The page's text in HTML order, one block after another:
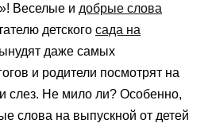
Веселые и добрые слова
детского сада на
даже самых
и родители посмотрят на
слез. Не мило ли? Особенно,
слова на выпускной от детей